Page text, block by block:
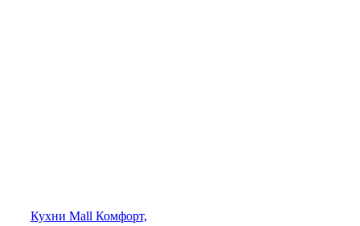
Кухни Mall Комфорт,